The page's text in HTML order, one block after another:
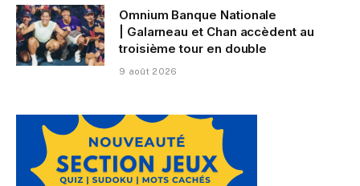
Omnium Banque Nationale
| Galarneau et Chan accèdent au
troisième tour en double
9 août 2026